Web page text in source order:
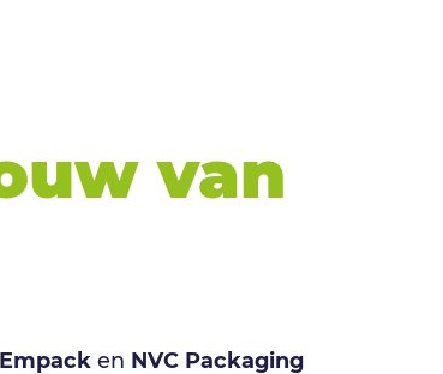
van
Empack en NVC Packaging